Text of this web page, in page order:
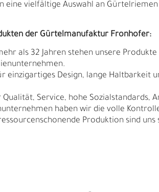
B
eine vielfältige Auswahl an
der Gürtelmanufaktur Fronhofer:
als 32 Jahren stehen unsere
einzigartiges Design, lange Haltbarkeit
Service, hohe Sozialstandards,
haben wir die volle
Produktion sind uns